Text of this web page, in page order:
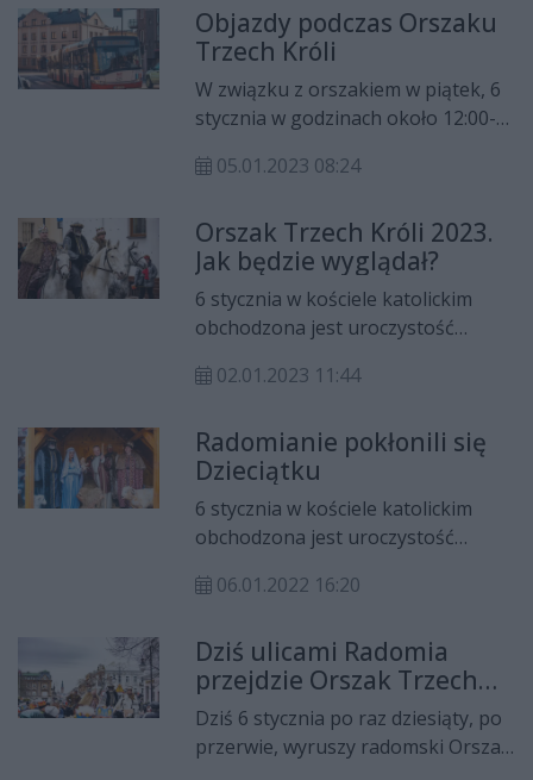
Między innymi o tym opowiadał w
studiu Radia Rekord ks. Gabriel
Marciniak, proboszcz parafii Matki
Bożej Bolesnej w Radomiu i
organizator Orszaku Trzech Króli.
Rozmawiała Wiktoria Stefańska.
Objazdy podczas Orszaku
Trzech Króli
W związku z orszakiem w piątek, 6
stycznia w godzinach około 12:00-
objazdy w centrum Radomia dla linii
utrudnienia w ruchu.
05.01.2023 08:24
Orszak Trzech Króli 2023.
Jak będzie wyglądał?
6 stycznia w kościele katolickim
obchodzona jest uroczystość
potocznie świętem Trzech Króli. W
tym również w Radomiu odbędzie
się tradycyjny Orszak Trzech Króli.
02.01.2023 11:44
Radomianie pokłonili się
Dzieciątku
6 stycznia w kościele katolickim
obchodzona jest uroczystość
potocznie świętem Trzech Króli. W
tym również w Radomiu odbyły się
tradycyjne Orszaki Trzech Króli. W
naszym mieście to już 10. edycja
wydarzenia.
06.01.2022 16:20
Dziś ulicami Radomia
przejdzie Orszak Trzech
Króli
Dziś 6 stycznia po raz dziesiąty, po
przerwie, wyruszy radomski Orszak